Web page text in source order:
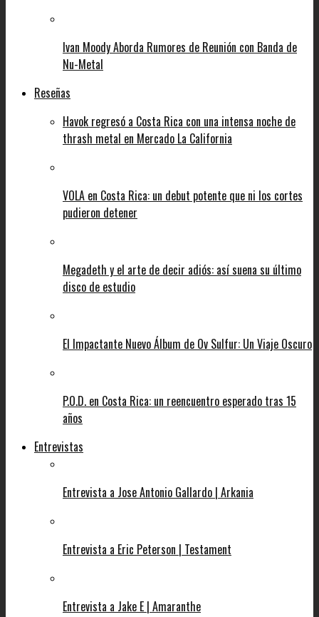
Ivan Moody Aborda Rumores de Reunión con Banda de
Nu-Metal
Reseñas
Havok regresó a Costa Rica con una intensa noche de
thrash metal en Mercado La California
VOLA en Costa Rica: un debut potente que ni los cortes
pudieron detener
Megadeth y el arte de decir adiós: así suena su último
disco de estudio
El Impactante Nuevo Álbum de Ov Sulfur: Un Viaje Oscuro
P.O.D. en Costa Rica: un reencuentro esperado tras 15
años
Entrevistas
Entrevista a Jose Antonio Gallardo | Arkania
Entrevista a Eric Peterson | Testament
Entrevista a Jake E | Amaranthe